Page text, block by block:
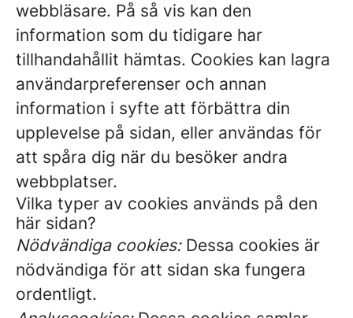
webbläsare. På så vis kan den
information som du tidigare har
tillhandahållit hämtas. Cookies kan lagra
användarpreferenser och annan
information i syfte att förbättra din
upplevelse på sidan, eller användas för
att spåra dig när du besöker andra
webbplatser.
Vilka typer av cookies används på den
här sidan?
Nödvändiga cookies:Dessa cookies är
nödvändiga för att sidan ska fungera
ordentligt.